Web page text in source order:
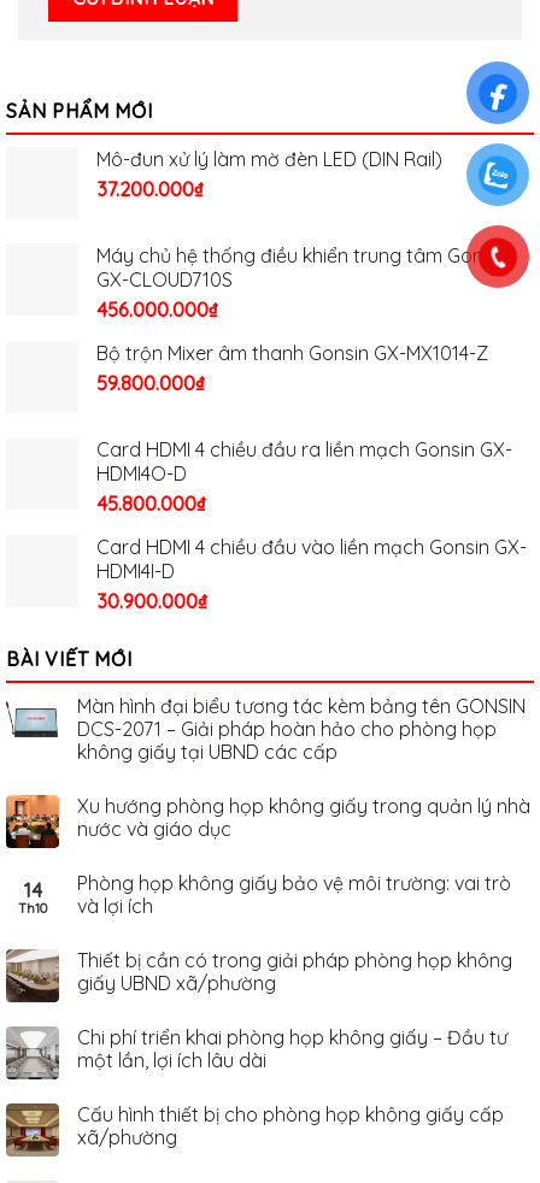
SẢN PHẨM MỚI
Mô-đun xử lý làm mờ đèn LED (DIN Rail)
37.200.000₫
Máy chủ hệ thống điều khiển trung tâm Gonsin
GX-CLOUD710S
456.000.000₫
Bộ trộn Mixer âm thanh Gonsin GX-MX1014-Z
59.800.000₫
Card HDMI 4 chiều đầu ra liền mạch Gonsin GX-
HDMI4O-D
45.800.000₫
Card HDMI 4 chiều đầu vào liền mạch Gonsin GX-
HDMI4I-D
30.900.000₫
BÀI VIẾT MỚI
Màn hình đại biểu tương tác kèm bảng tên GONSIN
DCS-2071 – Giải pháp hoàn hảo cho phòng họp
không giấy tại UBND các cấp
Xu hướng phòng họp không giấy trong quản lý nhà
nước và giáo dục
14
Th10
Phòng họp không giấy bảo vệ môi trường: vai trò
và lợi ích
Thiết bị cần có trong giải pháp phòng họp không
giấy UBND xã/phường
Chi phí triển khai phòng họp không giấy – Đầu tư
một lần, lợi ích lâu dài
Cấu hình thiết bị cho phòng họp không giấy cấp
xã/phường